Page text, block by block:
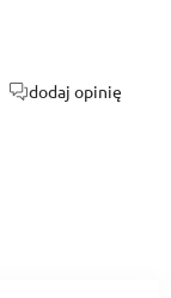
dodaj opinię